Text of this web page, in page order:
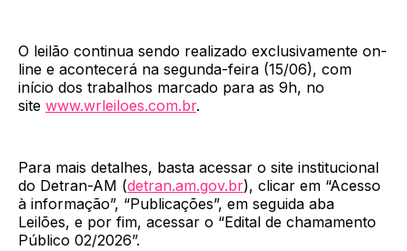
O leilão continua sendo realizado exclusivamente on-
line e acontecerá na segunda-feira (15/06), com
início dos trabalhos marcado para as 9h, no
site www.wrleiloes.com.br.
Para mais detalhes, basta acessar o site institucional
do Detran-AM (detran.am.gov.br), clicar em “Acesso
à informação”, “Publicações”, em seguida aba
Leilões, e por fim, acessar o “Edital de chamamento
Público 02/2026”.